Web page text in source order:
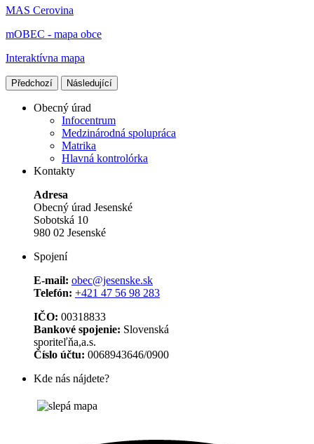
MAS Cerovina
mOBEC - mapa obce
Interaktívna mapa
Předchozí Následující
Obecný úrad
Infocentrum
Medzinárodná spolupráca
Matrika
Hlavná kontrolórka
Kontakty
Adresa
Obecný úrad Jesenské
Sobotská 10
980 02 Jesenské
Spojení
E-mail: obec@jesenske.sk
Telefón: +421 47 56 98 283
IČO: 00318833
Bankové spojenie: Slovenská
sporiteľňa,a.s.
Číslo účtu: 0068943646/0900
Kde nás nájdete?